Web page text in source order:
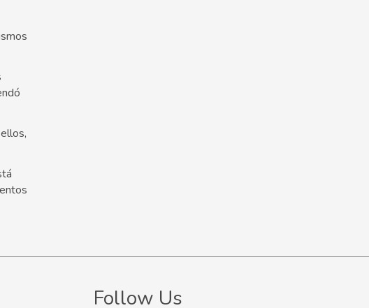
Follow Us